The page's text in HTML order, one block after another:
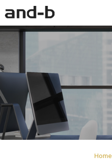
Home